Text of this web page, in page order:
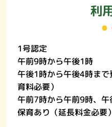
利
1号認定
午前9時から午後1時
午後1時から午後4時ま
育料必要）
午前7時から午前9時、
保育あり（延長料金必要）